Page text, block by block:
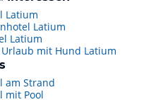
Latium
Latium
Latium
mit Hund Latium
am Strand
mit Pool